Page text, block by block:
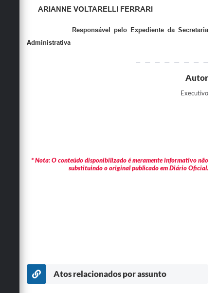
ARIANNE VOLTARELLI FERRARI
Responsável pelo Expediente da Secretaria
Administrativa
Autor
Executivo
* Nota: O conteúdo disponibilizado é meramente informativo não
substituindo o original publicado em Diário Oficial.
Atos relacionados por assunto